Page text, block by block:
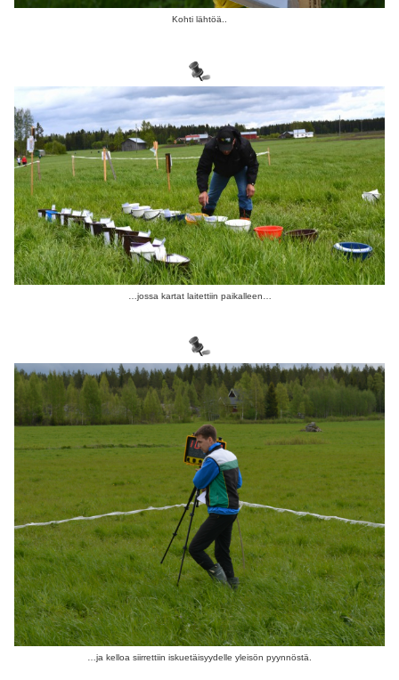
Kohti lähtöä..
…jossa kartat laitettiin paikalleen…
…ja kelloa siirrettiin iskuetäisyydelle yleisön pyynnöstä.